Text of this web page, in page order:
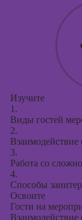
Изучите
1.
Виды гостей
2.
3.
Работа со
4.
Способы
Освоите
Гости на
Взаимодействие